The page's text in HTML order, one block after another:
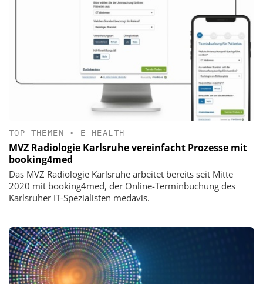
TOP-THEMEN • E-HEALTH
MVZ Radiologie Karlsruhe vereinfacht Prozesse mit
booking4med
Das MVZ Radiologie Karlsruhe arbeitet bereits seit Mitte
2020 mit booking4med, der Online-Terminbuchung des
Karlsruher IT-Spezialisten medavis.